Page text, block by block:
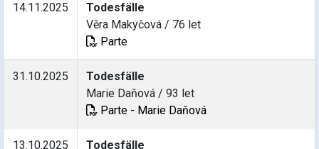
14.11.2025
Todesfälle
Věra Makyčová / 76 let
Parte
31.10.2025
Todesfälle
Marie Daňová / 93 let
Parte - Marie Daňová
13.10.2025
Todesfälle